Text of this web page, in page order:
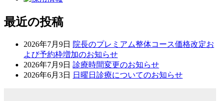
最近の投稿
2026年7月9日 院長のプレミアム整体コース価格改定お
よび予約枠増加のお知らせ
2026年7月9日 診療時間変更のお知らせ
2026年6月3日
日曜日診療についてのお知らせ